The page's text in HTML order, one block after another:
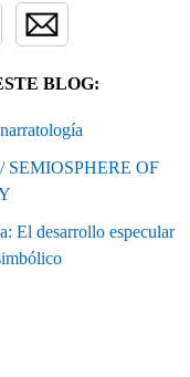
BLOG:
OF
El desarrollo especular